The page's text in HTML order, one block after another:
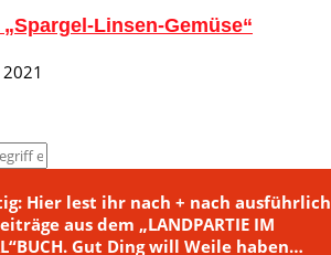
„Spargel-Linsen-Gemüse“
Hier lest ihr nach + nach
aus dem „LANDPARTIE IM
Gut Ding will Weile haben…